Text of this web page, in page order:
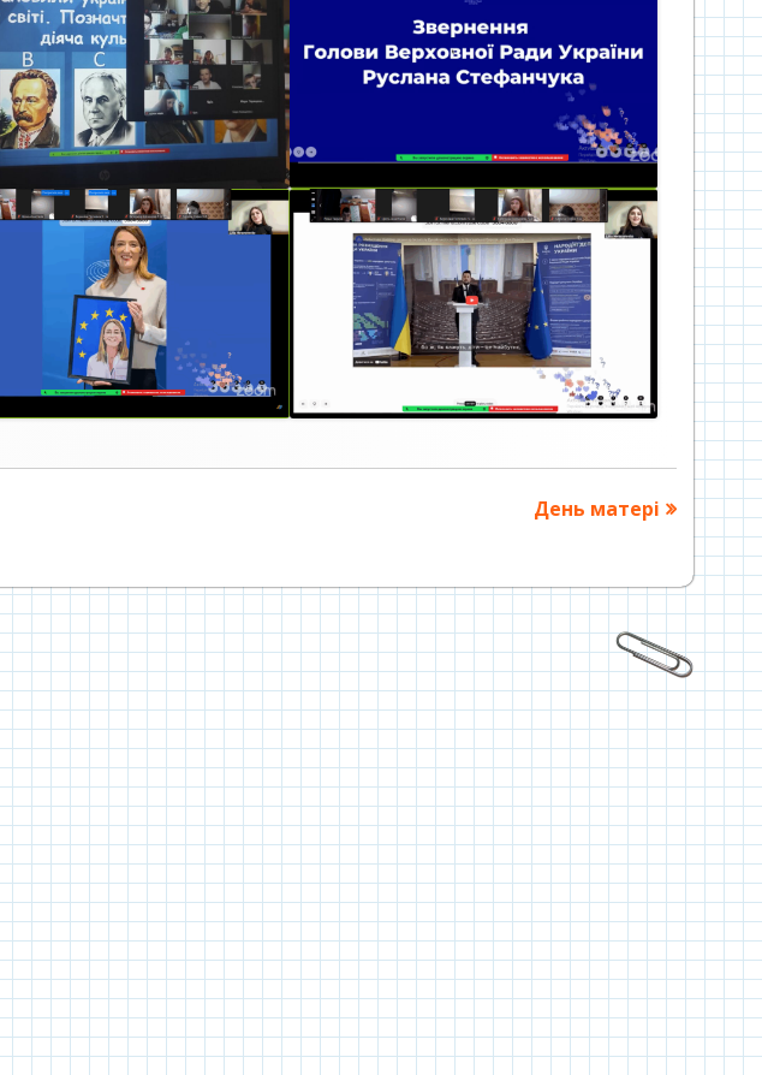
Наступна
День матері